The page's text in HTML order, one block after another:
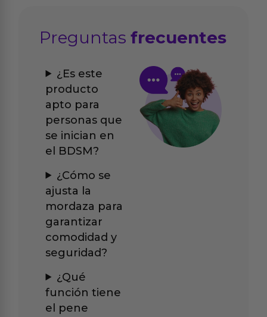
Preguntasfrecuentes
¿Es este
producto
apto para
personas que
se inician en
el BDSM?
¿Cómo se
ajusta la
mordaza para
garantizar
comodidad y
seguridad?
¿Qué
función tiene
el pene